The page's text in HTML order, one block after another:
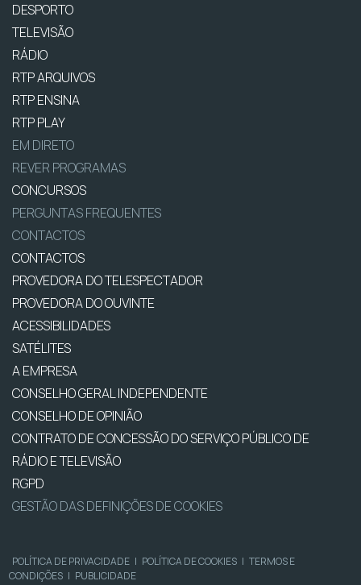
DESPORTO
TELEVISÃO
RÁDIO
RTP ARQUIVOS
RTP ENSINA
RTP PLAY
EM DIRETO
REVER PROGRAMAS
CONCURSOS
PERGUNTAS FREQUENTES
CONTACTOS
CONTACTOS
PROVEDORA DO TELESPECTADOR
PROVEDORA DO OUVINTE
ACESSIBILIDADES
SATÉLITES
A EMPRESA
CONSELHO GERAL INDEPENDENTE
CONSELHO DE OPINIÃO
CONTRATO DE CONCESSÃO DO SERVIÇO PÚBLICO DE
RÁDIO E TELEVISÃO
RGPD
GESTÃO DAS DEFINIÇÕES DE COOKIES
POLÍTICA DE PRIVACIDADE | POLÍTICA DE COOKIES | TERMOS E
CONDIÇÕES | PUBLICIDADE